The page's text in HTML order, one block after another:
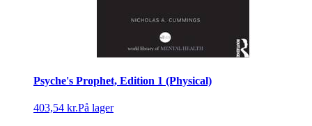
Psyche's Prophet, Edition 1 (Physical)
403,54 kr.På lager